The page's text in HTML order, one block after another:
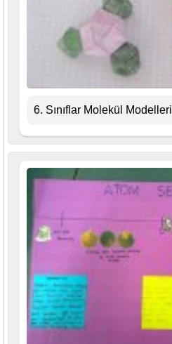
6. Sınıflar Molekül Modelleri